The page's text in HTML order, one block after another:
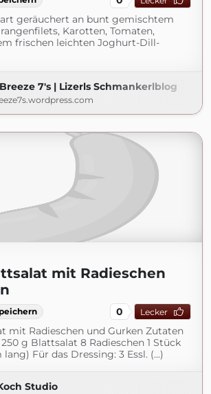
geräuchert an bunt gemischtem
Karotten, Tomaten,
frischen leichten Joghurt-Dill-
7's | Lizerls Schmankerlblog
mit Radieschen
0 Lecker
mit Radieschen und Gurken Zutaten
g Blattsalat 8 Radieschen 1 Stück
lang) Für das Dressing: 3 Essl. (...)
Studio